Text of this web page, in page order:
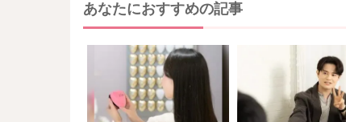
あなたにおすすめの記事